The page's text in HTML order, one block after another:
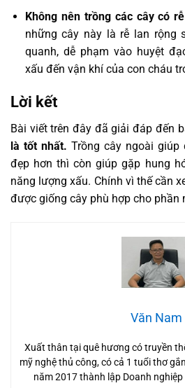
Không nên trồng các cây có
những cây này là rễ lan rộng
quanh, dễ phạm vào huyệt
xấu đến vận khí của con cháu
Lời kết
Bài viết trên đây đã giải đáp đến
là tốt nhất. Trồng cây ngoài giúp
đẹp hơn thì còn giúp gặp hung
năng lượng xấu. Chính vì thế cần
được giống cây phù hợp cho phần
Văn Nam
Xuất thân tại quê hương có truyền
mỹ nghệ thủ công, có cả 1 tuổi thơ
năm 2017 thành lập Doanh